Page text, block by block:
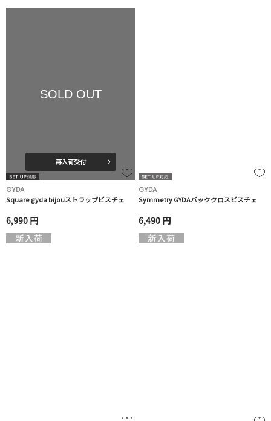
SOLD OUT
再入荷受付
GYDA
Square gyda bijouストラップビスチェ
6,990 円
GYDA
Symmetry GYDAバッククロスビスチェ
6,490 円